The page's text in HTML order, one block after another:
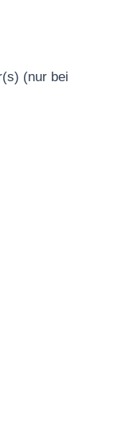
(nur bei